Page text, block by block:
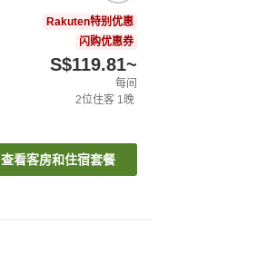
Rakuten特别优惠
闪购优惠券
S$119.81~
每间
2位住客 1晚
查看客房和住宿套餐